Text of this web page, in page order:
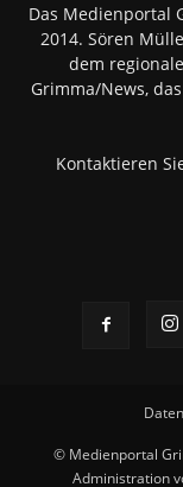
Das Medienportal
2014. Sören
dem
Grimma/News,
Kontaktieren
© Medienportal
Administration